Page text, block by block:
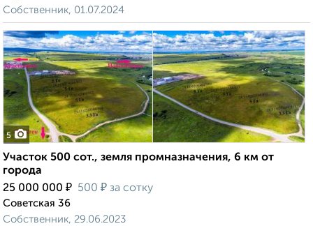
Собственник, 01.07.2024
5
Участок 500 сот., земля промназначения, 6 км от
города
25 000 000 ₽ 500 ₽ за сотку
Советская 36
Собственник, 29.06.2023